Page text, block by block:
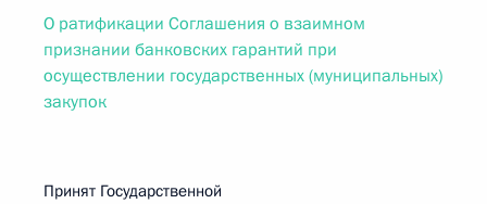
О ратификации Соглашения о взаимном
признании банковских гарантий при
осуществлении государственных (муниципальных)
закупок
Принят Государственной